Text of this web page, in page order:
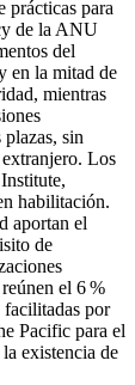
prácticas para
de la ANU
del
en la mitad de
mientras
sin
Los
habilitación.
aportan el
de
el 6 %
facilitadas por
Pacific para el
existencia de